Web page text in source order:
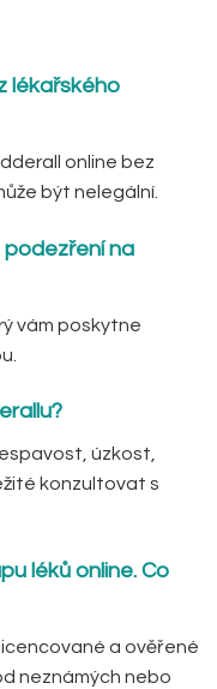
lékařského
online bez
být nelegální.
podezření na
vám poskytne
úzkost,
konzultovat s
léků online. Co
a ověřené
neznámých nebo